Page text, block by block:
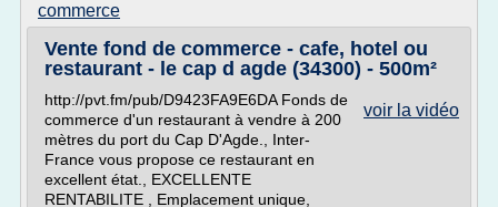
commerce
Vente fond de commerce - cafe, hotel ou
restaurant - le cap d agde (34300) - 500m²
voir la vidéo
http://pvt.fm/pub/D9423FA9E6DA Fonds de
commerce d'un restaurant à vendre à 200
mètres du port du Cap D'Agde., Inter-
France vous propose ce restaurant en
excellent état., EXCELLENTE
RENTABILITE , Emplacement unique,